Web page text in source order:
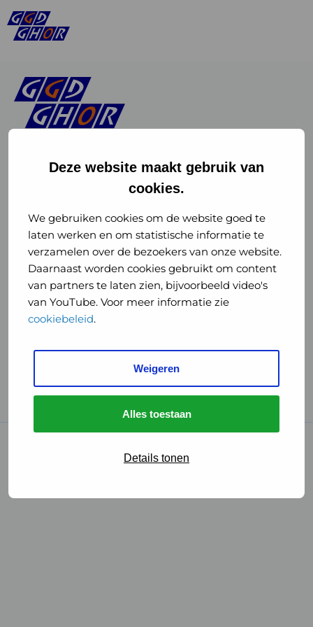
Deze website maakt gebruik van
cookies.
We gebruiken cookies om de website goed te
laten werken en om statistische informatie te
verzamelen over de bezoekers van onze website.
Daarnaast worden cookies gebruikt om content
van partners te laten zien, bijvoorbeeld video's
van YouTube. Voor meer informatie zie
cookiebeleid.
Weigeren
Alles toestaan
Details tonen
of
GGD
GHOR
Nederland
Instagram
of
GGD
GHOR
Nederland
GGD Reizen op social media
GGD Reizen
GGD Reisvaccinaties